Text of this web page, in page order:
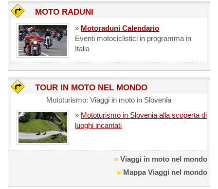
MOTO RADUNI
» Motoraduni Calendario
Eventi motociclistici in programma in
Italia
TOUR IN MOTO NEL MONDO
Mototurismo: Viaggi in moto in Slovenia
» Mototurismo in Slovenia alla scoperta di
luoghi incantati
Viaggi in moto nel mondo
Mappa Viaggi nel mondo